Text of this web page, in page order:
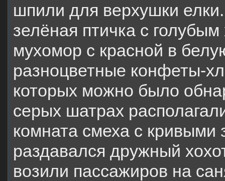
шпили для верхушки
зелёная птичка с голубым
мухомор с красной в
разноцветные конфеты-
которых можно было
серых шатрах
комната смеха с кривыми
раздавался дружный
возили пассажиров на